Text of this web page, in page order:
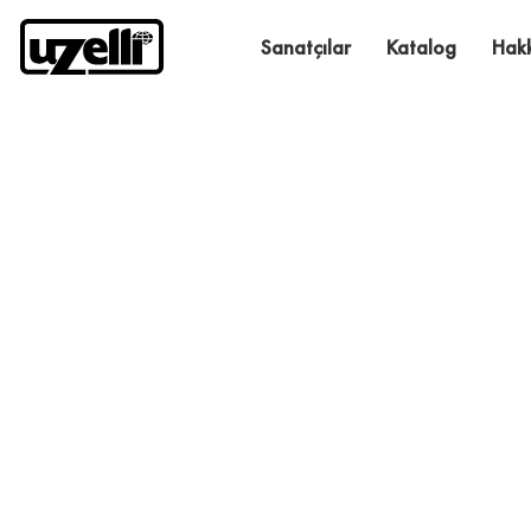
Sanatçılar Katalog